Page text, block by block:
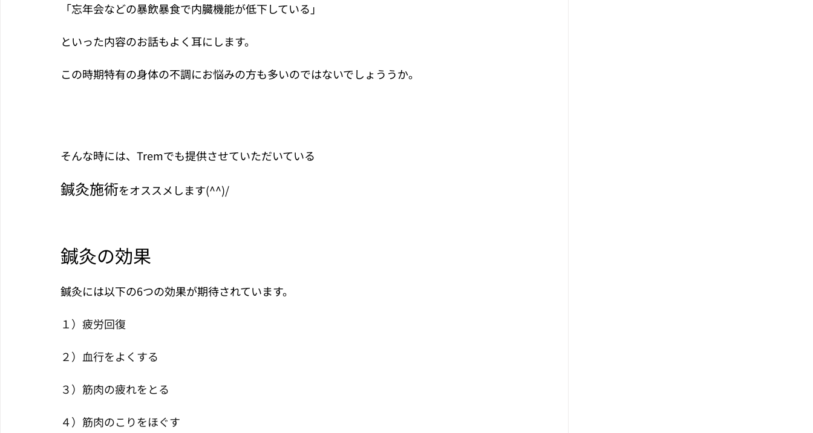
「忘年会などの暴飲暴食で内臓機能が低下している」
といった内容のお話もよく耳にします。
この時期特有の身体の不調にお悩みの方も多いのではないでしょううか。
そんな時には、Tremでも提供させていただいている
鍼灸施術をオススメします(^^)/
鍼灸の効果
鍼灸には以下の6つの効果が期待されています。
１）疲労回復
２）血行をよくする
３）筋肉の疲れをとる
４）筋肉のこりをほぐす